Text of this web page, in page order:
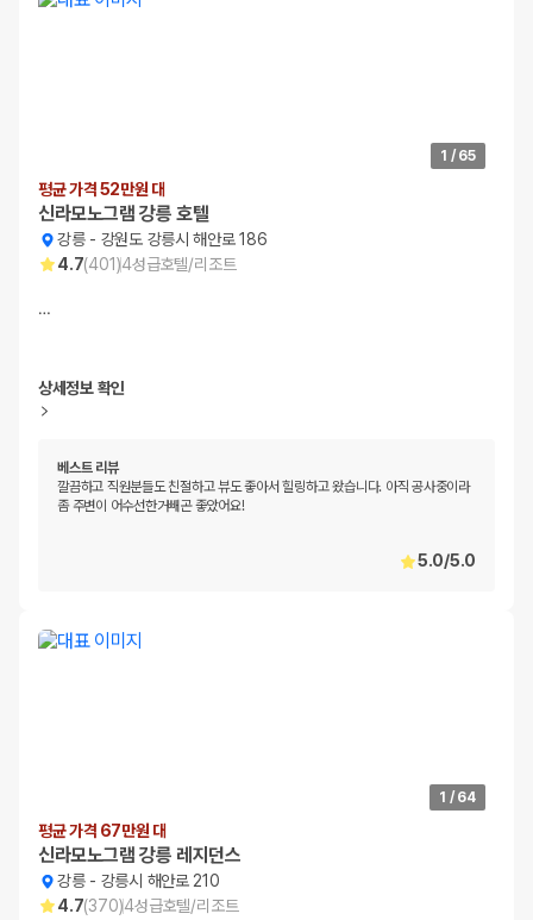
1 / 65
평균 가격 52만원 대
신라모노그램 강릉 호텔
강릉- 강원도 강릉시 해안로 186
4.7(401)4성급호텔/리조트
…
상세정보 확인
베스트 리뷰
깔끔하고 직원분들도 친절하고 뷰도 좋아서 힐링하고 왔습니다. 아직 공사중이라
좀 주변이 어수선한거빼곤 좋았어요!
5.0/5.0
1 / 64
평균 가격 67만원 대
신라모노그램 강릉 레지던스
강릉- 강릉시 해안로 210
4.7(370)4성급호텔/리조트